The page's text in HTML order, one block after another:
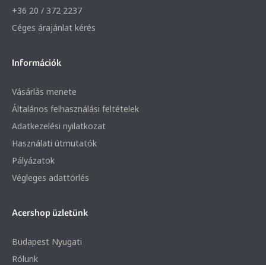
+36 20 / 372 2237
Céges árajánlat kérés
Információk
Vásárlás menete
Általános felhasználási feltételek
Adatkezelési nyilatkozat
Használati útmutatók
Pályázatok
Végleges adattörlés
Acershop üzletünk
Budapest Nyugati
Rólunk